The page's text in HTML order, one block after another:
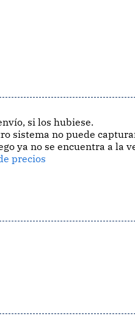
si los hubiese.
sistema no puede
ya no se encuentra a la
precios